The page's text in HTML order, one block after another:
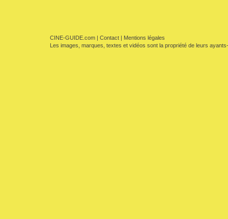
CINE-GUIDE.com | Contact | Mentions légales
Les images, marques, textes et vidéos sont la propriété de leurs